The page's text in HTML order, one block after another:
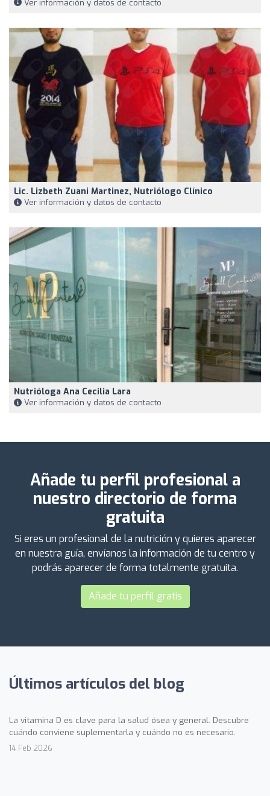
Ver información y datos de contacto
Lic. Lizbeth Zuani Martinez, Nutriólogo Clínico
Ver información y datos de contacto
Nutrióloga Ana Cecilia Lara
Ver información y datos de contacto
Añade tu perfil profesional a
nuestro directorio de forma
gratuita
Si eres un profesional de la nutrición y quieres aparecer
en nuestra guía, envíanos la información de tu centro y
podrás aparecer de forma totalmente gratuita.
Añade tu perfil gratis
Últimos artículos del blog
La vitamina D es clave para la salud ósea y general. Descubre
cuándo conviene suplementarla y cuándo no es necesario.
14 Feb 2026